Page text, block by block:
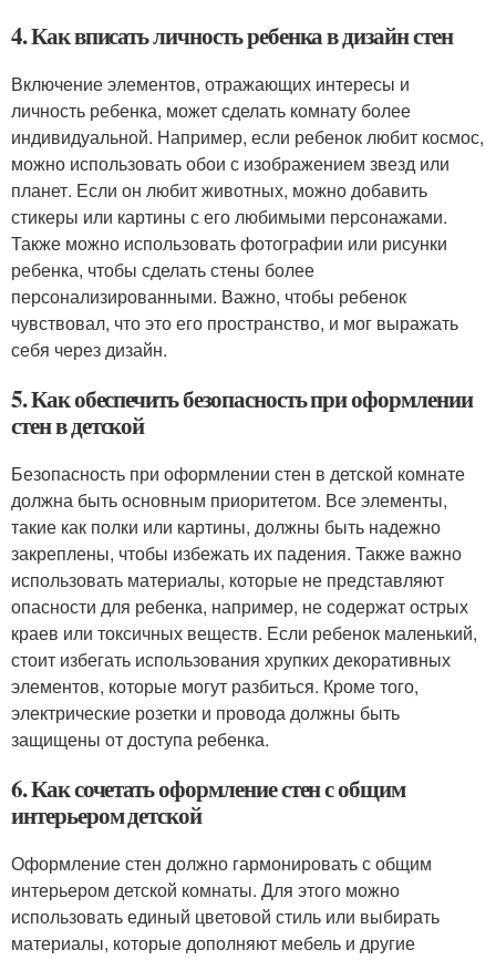
4. Как вписать личность ребенка в дизайн стен
Включение элементов, отражающих интересы и
личность ребенка, может сделать комнату более
индивидуальной. Например, если ребенок любит космос,
можно использовать обои с изображением звезд или
планет. Если он любит животных, можно добавить
стикеры или картины с его любимыми персонажами.
Также можно использовать фотографии или рисунки
ребенка, чтобы сделать стены более
персонализированными. Важно, чтобы ребенок
чувствовал, что это его пространство, и мог выражать
себя через дизайн.
5. Как обеспечить безопасность при оформлении
стен в детской
Безопасность при оформлении стен в детской комнате
должна быть основным приоритетом. Все элементы,
такие как полки или картины, должны быть надежно
закреплены, чтобы избежать их падения. Также важно
использовать материалы, которые не представляют
опасности для ребенка, например, не содержат острых
краев или токсичных веществ. Если ребенок маленький,
стоит избегать использования хрупких декоративных
элементов, которые могут разбиться. Кроме того,
электрические розетки и провода должны быть
защищены от доступа ребенка.
6. Как сочетать оформление стен с общим
интерьером детской
Оформление стен должно гармонировать с общим
интерьером детской комнаты. Для этого можно
использовать единый цветовой стиль или выбирать
материалы, которые дополняют мебель и другие